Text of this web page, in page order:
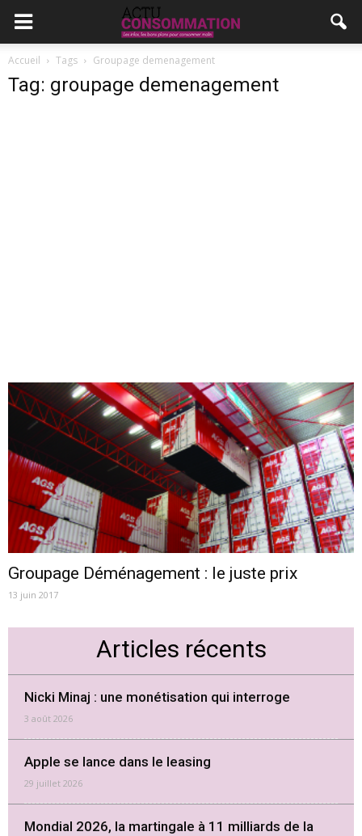
Accueil Tags Groupage demenagement
Tag: groupage demenagement
Groupage Déménagement : le juste prix
13 juin 2017
Articles récents
Nicki Minaj : une monétisation qui interroge
3 août 2026
Apple se lance dans le leasing
29 juillet 2026
Mondial 2026, la martingale à 11 milliards de la